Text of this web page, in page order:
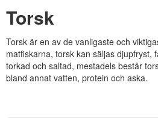
Torsk
Torsk är en av de vanligaste och
matfiskarna, torsk kan säljas djupfryst,
torkad och saltad, mestadels består
bland annat vatten, protein och aska.